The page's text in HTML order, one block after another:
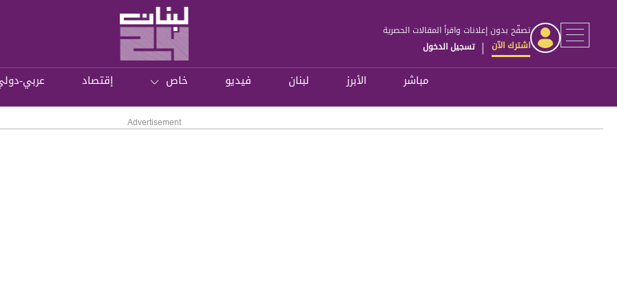
تصفّح بدون إعلانات واقرأ المقالات الحصرية
اشترك الآن | تسجيل الدخول
مباشر الأبرز لبنان فيديو خاص إقتصاد عربي-
Advertisement